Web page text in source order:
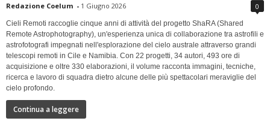
Redazione Coelum - 1 Giugno 2026 0
Cieli Remoti raccoglie cinque anni di attività del progetto ShaRA (Shared
Remote Astrophotography), un'esperienza unica di collaborazione tra astrofili e
astrofotografi impegnati nell'esplorazione del cielo australe attraverso grandi
telescopi remoti in Cile e Namibia. Con 22 progetti, 34 autori, 493 ore di
acquisizione e oltre 330 elaborazioni, il volume racconta immagini, tecniche,
ricerca e lavoro di squadra dietro alcune delle più spettacolari meraviglie del
cielo profondo.
Continua a leggere